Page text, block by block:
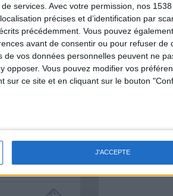
services. Avec votre permission, nos
précises et d’identification par
précédemment. Vous pouvez
avant de consentir ou pour refuser de
de vos données personnelles peuvent ne
opposer. Vous pouvez modifier vos
sur ce site et en cliquant sur le bouton
J'ACCEPTE
Voir tout
Maigrir vous
votre objectif
Le